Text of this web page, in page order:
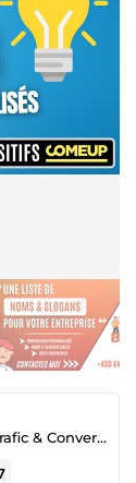
Spécialistes en Marketing Digital, Trafic & Conversion